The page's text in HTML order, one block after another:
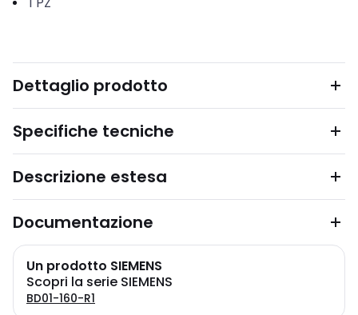
Dettaglio prodotto
Specifiche tecniche
Descrizione estesa
Documentazione
Un prodotto SIEMENS
Scopri la serie SIEMENS
BD01-160-R1